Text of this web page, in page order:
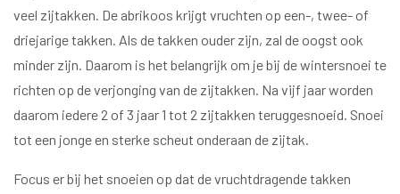
veel zijtakken. De abrikoos krijgt vruchten op een-, twee- of
driejarige takken. Als de takken ouder zijn, zal de oogst ook
minder zijn. Daarom is het belangrijk om je bij de wintersnoei te
richten op de verjonging van de zijtakken. Na vijf jaar worden
daarom iedere 2 of 3 jaar 1 tot 2 zijtakken teruggesnoeid. Snoei
tot een jonge en sterke scheut onderaan de zijtak.
Focus er bij het snoeien op dat de vruchtdragende takken